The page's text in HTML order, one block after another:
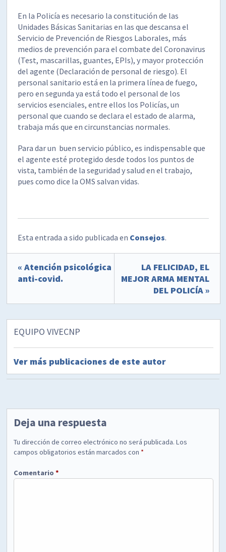
En la Policía es necesario la constitución de las
Unidades Básicas Sanitarias en las que descansa el
Servicio de Prevención de Riesgos Laborales, más
medios de prevención para el combate del Coronavirus
(Test, mascarillas, guantes, EPIs), y mayor protección
del agente (Declaración de personal de riesgo). El
personal sanitario está en la primera línea de fuego,
pero en segunda ya está todo el personal de los
servicios esenciales, entre ellos los Policías, un
personal que cuando se declara el estado de alarma,
trabaja más que en circunstancias normales.
Para dar un buen servicio público, es indispensable que
el agente esté protegido desde todos los puntos de
vista, también de la seguridad y salud en el trabajo,
pues como dice la OMS salvan vidas.
Esta entrada a sido publicada en Consejos.
« Atención psicológica
anti-covid.
LA FELICIDAD, EL
MEJOR ARMA MENTAL
DEL POLICÍA »
EQUIPO VIVECNP
Ver más publicaciones de este autor
Deja una respuesta
Tu dirección de correo electrónico no será publicada. Los
campos obligatorios están marcados con *
Comentario*